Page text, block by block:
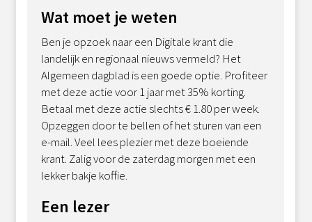
Wat moet je weten
Ben je opzoek naar een Digitale krant die
landelijk en regionaal nieuws vermeld? Het
Algemeen dagblad is een goede optie. Profiteer
met deze actie voor 1 jaar met 35% korting.
Betaal met deze actie slechts € 1.80 per week.
Opzeggen door te bellen of het sturen van een
e-mail. Veel lees plezier met deze boeiende
krant. Zalig voor de zaterdag morgen met een
lekker bakje koffie.
Een lezer